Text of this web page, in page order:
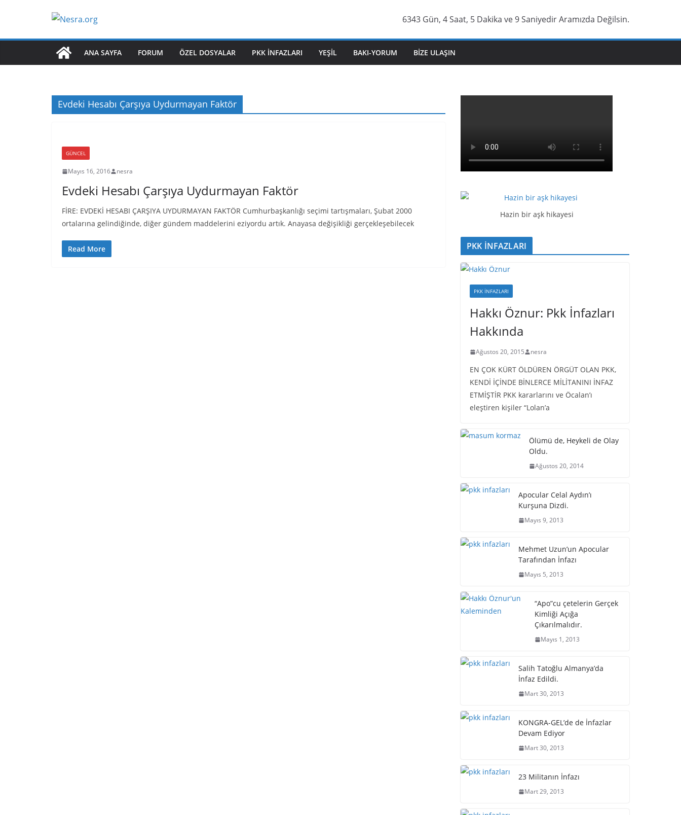
6343 Gün, 4 Saat, 5 Dakika ve 10 Saniyedir Aramızda Değilsin.
ANA SAYFA FORUM ÖZEL DOSYALAR PKK İNFAZLARI YEŞIL BAKI-YORUM BIZE ULAŞIN
Evdeki Hesabı Çarşıya Uydurmayan Faktör
GÜNCEL
Mayıs 16, 2016 nesra
Evdeki Hesabı Çarşıya Uydurmayan Faktör
FİRE: EVDEKİ HESABI ÇARŞIYA UYDURMAYAN FAKTÖR Cumhurbaşkanlığı seçimi tartışmaları, Şubat 2000
ortalarına gelindiğinde, diğer gündem maddelerini eziyordu artık. Anayasa değişikliği gerçekleşebilecek
Read More
Hazin bir aşk hikayesi
PKK İNFAZLARI
PKK İNFAZLARI
Hakkı Öznur: Pkk İnfazları
Hakkında
Ağustos 20, 2015 nesra
EN ÇOK KÜRT ÖLDÜREN ÖRGÜT OLAN PKK,
KENDİ İÇİNDE BİNLERCE MİLİTANINI İNFAZ
ETMİŞTİR PKK kararlarını ve Öcalan’ı
eleştiren kişiler “Lolan’a
Ölümü de, Heykeli de Olay
Oldu.
Ağustos 20, 2014
Apocular Celal Aydın’ı
Kurşuna Dizdi.
Mayıs 9, 2013
Mehmet Uzun’un Apocular
Tarafından İnfazı
Mayıs 5, 2013
“Apo”cu çetelerin Gerçek
Kimliği Açığa
Çıkarılmalıdır.
Mayıs 1, 2013
Salih Tatoğlu Almanya’da
İnfaz Edildi.
Mart 30, 2013
KONGRA-GEL’de de İnfazlar
Devam Ediyor
Mart 30, 2013
23 Militanın İnfazı
Mart 29, 2013